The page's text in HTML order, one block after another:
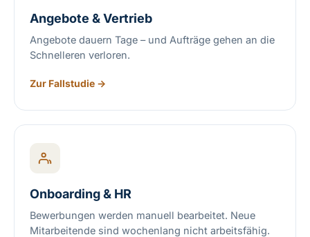
Angebote & Vertrieb
Angebote dauern Tage – und Aufträge gehen an die
Schnelleren verloren.
Zur Fallstudie →
Onboarding & HR
Bewerbungen werden manuell bearbeitet. Neue
Mitarbeitende sind wochenlang nicht arbeitsfähig.